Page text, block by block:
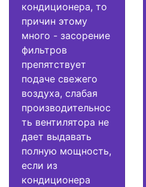
кондиционера, то
причин этому
много - засорение
фильтров
препятствует
подаче свежего
воздуха, слабая
производительнос
ть вентилятора не
дает выдавать
полную мощность,
если из
кондиционера